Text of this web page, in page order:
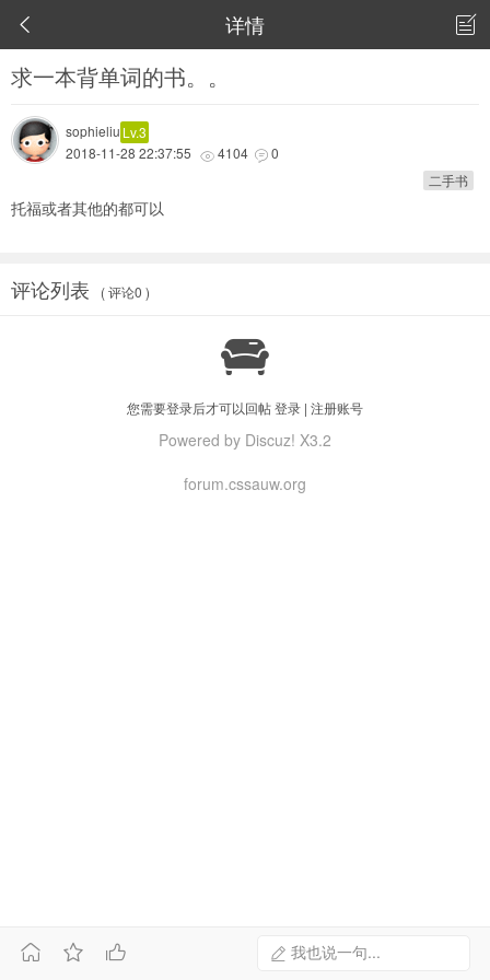
 详情 
求一本背单词的书。。
sophieliu Lv.3
2018-11-28 22:37:55
 4104  0
二手书
托福或者其他的都可以
评论列表 ( 评论0 )

您需要登录后才可以回帖登录 | 注册账号
我也说一句...
  
Powered by Discuz! X3.2
forum.cssauw.org